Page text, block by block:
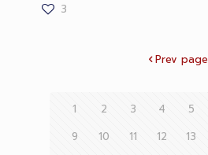
3
Prev page
1 2 3 4 5
9
10 11 12 13